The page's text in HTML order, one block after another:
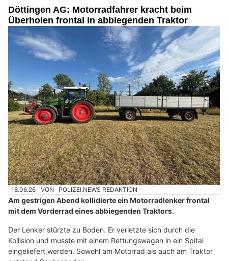
Döttingen AG: Motorradfahrer kracht beim
Überholen frontal in abbiegenden Traktor
18.06.26 VON POLIZEI.NEWS REDAKTION
Am gestrigen Abend kollidierte ein Motorradlenker frontal
mit dem Vorderrad eines abbiegenden Traktors.
Der Lenker stürzte zu Boden. Er verletzte sich durch die
Kollision und musste mit einem Rettungswagen in ein Spital
eingeliefert werden. Sowohl am Motorrad als auch am Traktor